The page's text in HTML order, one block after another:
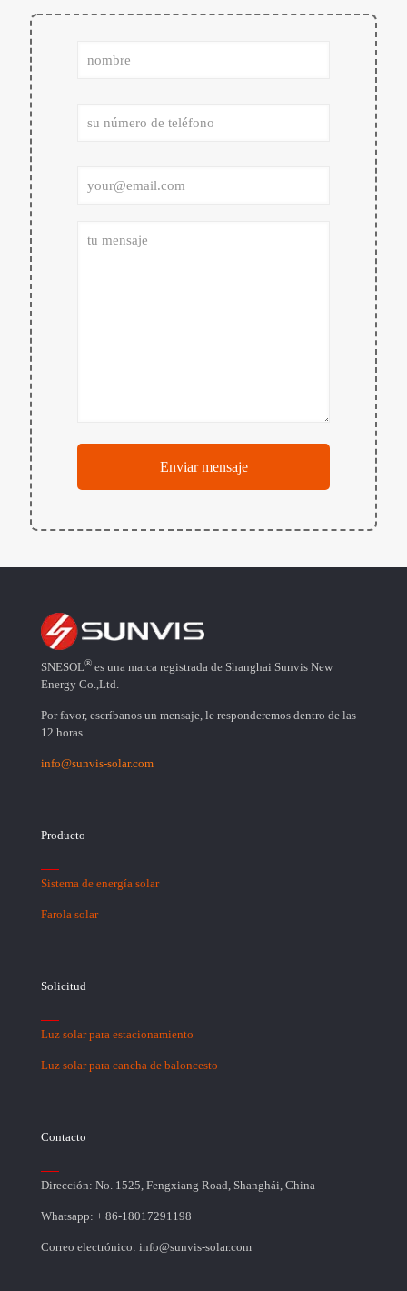
SNESOL® es una marca registrada de Shanghai Sunvis New
Energy Co.,Ltd.
Por favor, escríbanos un mensaje, le responderemos dentro de las
12 horas.
info@sunvis-solar.com
Producto
Sistema de energía solar
Farola solar
Solicitud
Luz solar para estacionamiento
Luz solar para cancha de baloncesto
Contacto
Dirección: No. 1525, Fengxiang Road, Shanghái, China
Whatsapp: + 86-18017291198
Correo electrónico: info@sunvis-solar.com